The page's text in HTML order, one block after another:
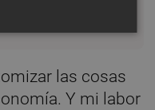
las cosas
Y mi labor